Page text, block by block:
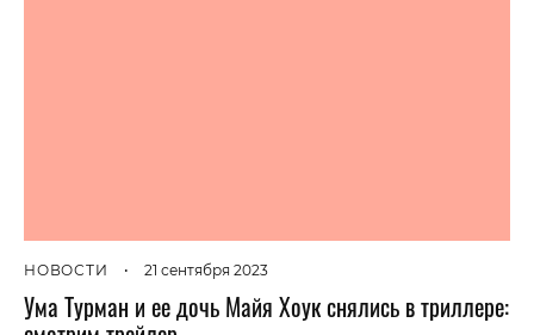
НОВОСТИ • 21 сентября 2023
Ума Турман и ее дочь Майя Хоук снялись в триллере: